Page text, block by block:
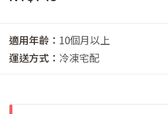
適用年齡： 10個月以上
運送方式： 冷凍宅配